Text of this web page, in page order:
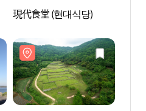
現代食堂 (현대식당)